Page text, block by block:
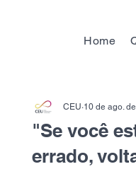
Home
"Se você
errado,
CEU 10 de ago.